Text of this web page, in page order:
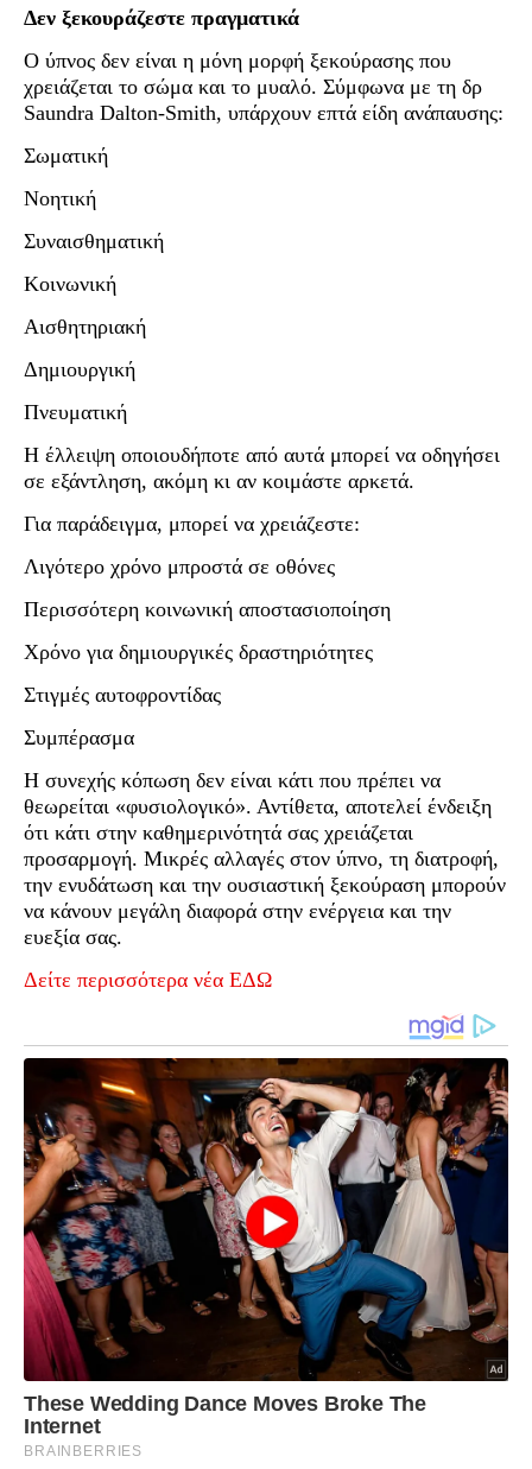
Δεν ξεκουράζεστε πραγματικά
Ο ύπνος δεν είναι η μόνη μορφή ξεκούρασης που
χρειάζεται το σώμα και το μυαλό. Σύμφωνα με τη δρ
Saundra Dalton-Smith, υπάρχουν επτά είδη ανάπαυσης:
Σωματική
Νοητική
Συναισθηματική
Κοινωνική
Αισθητηριακή
Δημιουργική
Πνευματική
Η έλλειψη οποιουδήποτε από αυτά μπορεί να οδηγήσει
σε εξάντληση, ακόμη κι αν κοιμάστε αρκετά.
Για παράδειγμα, μπορεί να χρειάζεστε:
Λιγότερο χρόνο μπροστά σε οθόνες
Περισσότερη κοινωνική αποστασιοποίηση
Χρόνο για δημιουργικές δραστηριότητες
Στιγμές αυτοφροντίδας
Συμπέρασμα
Η συνεχής κόπωση δεν είναι κάτι που πρέπει να
θεωρείται «φυσιολογικό». Αντίθετα, αποτελεί ένδειξη
ότι κάτι στην καθημερινότητά σας χρειάζεται
προσαρμογή. Μικρές αλλαγές στον ύπνο, τη διατροφή,
την ενυδάτωση και την ουσιαστική ξεκούραση μπορούν
να κάνουν μεγάλη διαφορά στην ενέργεια και την
ευεξία σας.
Δείτε περισσότερα νέα ΕΔΩ